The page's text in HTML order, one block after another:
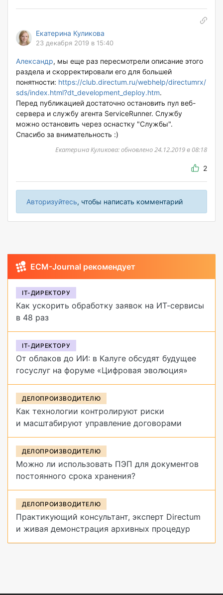
Екатерина Куликова
23 декабря 2019 в 15:40
Александр, мы еще раз пересмотрели описание этого
раздела и скорректировали его для большей
понятности: https://club.directum.ru/webhelp/directumrx/
sds/index.html?dt_development_deploy.htm.
Перед публикацией достаточно остановить пул веб-
сервера и службу агента ServiceRunner. Службу
можно остановить через оснастку "Службы".
Спасибо за внимательность :)
Екатерина Куликова: обновлено 24.12.2019 в 08:18
2
Авторизуйтесь, чтобы написать комментарий
ECM-Journal рекомендует
IT-ДИРЕКТОРУ
Как ускорить обработку заявок на ИТ-сервисы
в 48 раз
IT-ДИРЕКТОРУ
От облаков до ИИ: в Калуге обсудят будущее
госуслуг на форуме «Цифровая эволюция»
ДЕЛОПРОИЗВОДИТЕЛЮ
Как технологии контролируют риски
и масштабируют управление договорами
ДЕЛОПРОИЗВОДИТЕЛЮ
Можно ли использовать ПЭП для документов
постоянного срока хранения?
ДЕЛОПРОИЗВОДИТЕЛЮ
Практикующий консультант, эксперт Directum
и живая демонстрация архивных процедур